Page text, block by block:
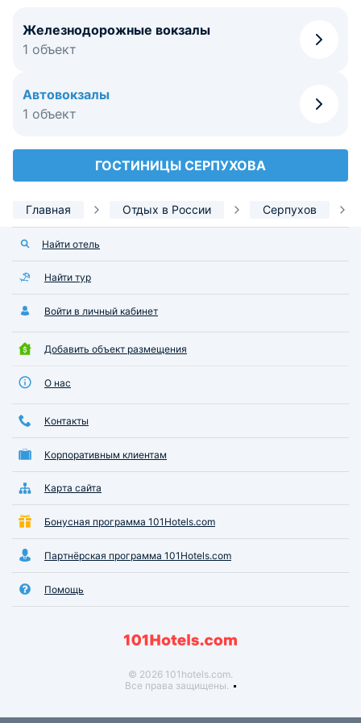
Железнодорожные вокзалы
1 объект
Автовокзалы
1 объект
ГОСТИНИЦЫ СЕРПУХОВА
Главная Отдых в России Серпухов
Найти отель
Найти тур
Войти в личный кабинет
Добавить объект размещения
О нас
Контакты
Корпоративным клиентам
Карта сайта
Бонусная программа 101Hotels.com
Партнёрская программа 101Hotels.com
Помощь
© 2026 101hotels.com.
Все права защищены.